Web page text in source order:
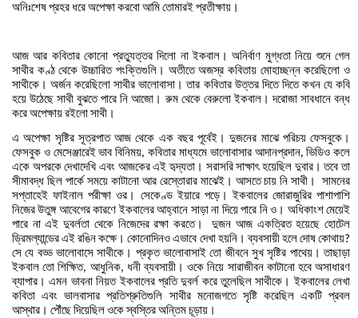
অনিঃশেষপ্রহরধরেঅপেক্ষাকরবোআমিতোমারইপ্রতীক্ষায়।
আজ আর কবিতার কোনো প্রত্যুত্তর দিলো না ইকবাল। অনির্বাণ মুগ্ধতা নিয়ে শুনে গেল
সাথীর কণ্ঠ থেকে উচ্চারিত পংক্তিগুলি। অতীতে অজস্র কবিতায় মোহাচ্ছন্ন করেছিলো ও
সাথীকে। অর্জন করেছিলো সাথীর ভালোবাসা। তার কবিতার উত্তর দিতে দিতে কখন যে কবি
হয়ে উঠেছে সাথী বুঝতে পারে নি আজো। রুম থেকে বেরুলো ইকবাল। দরোজা সাবধানে বন্ধ
করেঅপেক্ষায়রইলোসাথী।
এ অপেক্ষা সৃষ্টির সূত্রপাত আজ থেকে এক বছর পূর্বেই। দুজনের মাঝে পরিচয় ফেসবুকে।
ফেসবুক ও মেসেঞ্জারেই ভাব বিনিময়,কবিতার মাধ্যমে ভালোবাসার আদানপ্রদান,ভিডিও কলে
একে অপরকে দেখাদেখি এবং আজকের এই হৃদ্যতা। সরাসরি সাক্ষাৎ হয়েছিল দুবার। তবে তা
সীমাবদ্ধ ছিল পার্কে সময়ে কাটানো আর রেস্তোরার মাঝেই। আসতে চায় নি সাথী।
সামনের
সপ্তাহেই ফাইনাল পরীক্ষা ওর। সেকেণ্ড ইয়ারে পড়ে। ইকবালের জোরাজুরির পাশাপাশি
নিজের উতুঙ্গ আবেগের কারণে ইকবালের আহ্বানে সাড়া না দিয়ে পারে নি ও। অধিকাংশ মেয়েই
পারে না এই দুবর্লতা থেকে নিজেদের রক্ষা করতে। দুজন আজ একত্রিত হয়েছে হোটেল
ড্রিমল্যান্ডেরএইরঙিন কক্ষে। কোনোদিনও এভাবে দেখা হয়নি। ব্যবসায়ী হলেদোষকোথায়?
সে যে বড্ড ভালোবাসে সাথীকে। প্রকৃত ভালোবাসাই তো জীবনে সুখ সৃষ্টির পাথেয়। তাছাড়া
ইকবাল তো শিক্ষিত, আধুনিক, ধনী ব্যবসায়ী। ওকে নিয়ে সারাজীবন কাটানো হবে অসাধারণ
ব্যাপার। এমন ভাবনা নিয়ত ইকবালের প্রতি দুবর্ল করে তুলেছিল সাথীকে। ইকবালের লেখা
কবিতা এবং ভালবাসার প্রতিশ্রুতিগুলি সাথীর মনোজগতে সৃষ্টি করেছিল একটি প্রবল
আস্থার। পৌঁছেদিয়েছিলওকেস্বস্তিরঅন্তিমচূড়ায়।